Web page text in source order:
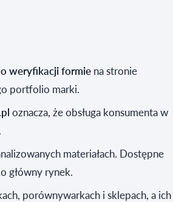
weryfikacji formie na stronie
portfolio marki.
oznacza, że obsługa konsumenta w
materiałach. Dostępne
główny rynek.
porównywarkach i sklepach, a ich